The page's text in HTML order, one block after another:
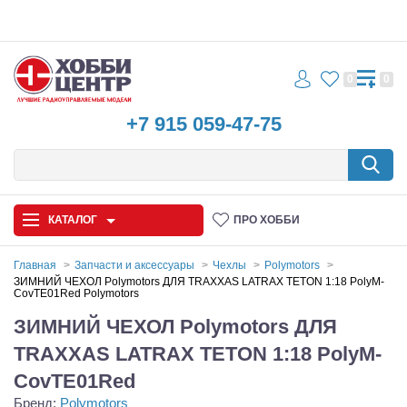
+7 915 059-47-75
0 0
КАТАЛОГ ПРО ХОББИ
Автомодели
Запчасти и аксессуары
Игрушки
Главная Запчасти и аксессуары Чехлы
Polymotors
ЗИМНИЙ ЧЕХОЛ Polymotors ДЛЯ TRAXXAS LATRAX TETON 1:18 PolyM-
CovTE01Red Polymotors
ЗИМНИЙ ЧЕХОЛ Polymotors ДЛЯ
TRAXXAS LATRAX TETON 1:18 PolyM-
CovTE01Red
Бренд: Polymotors